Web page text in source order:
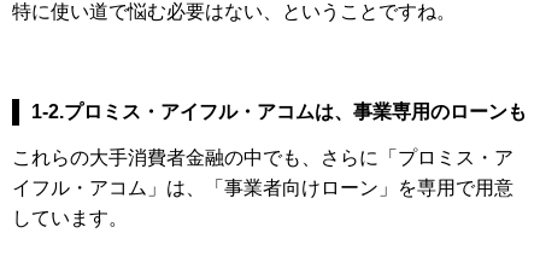
特に使い道で悩む必要はない、ということですね。
1-2.プロミス・アイフル・アコムは、事業専用のローンも
これらの大手消費者金融の中でも、さらに「プロミス・ア
イフル・アコム」は、「事業者向けローン」を専用で用意
しています。